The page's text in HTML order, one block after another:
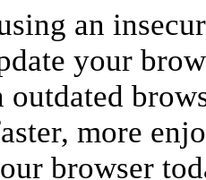
an
your
outdated
more
browser